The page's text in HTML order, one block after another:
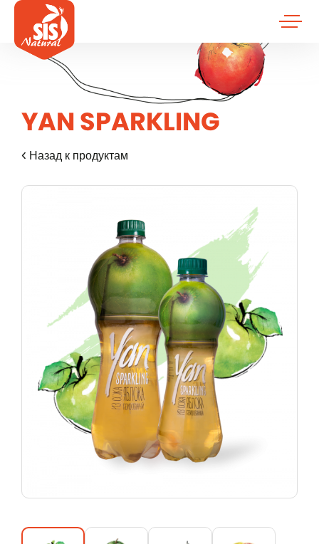
YAN SPARKLING
Назад к продуктам